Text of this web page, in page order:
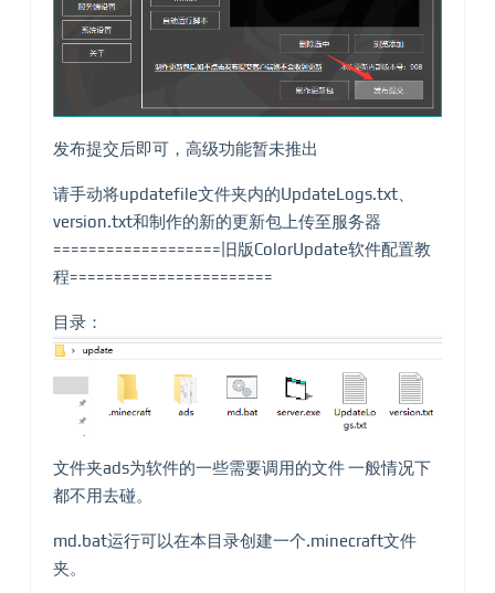
发布提交后即可，高级功能暂未推出
请手动将updatefile文件夹内的UpdateLogs.txt、
version.txt和制作的新的更新包上传至服务器
===================旧版ColorUpdate软件配置教
程=======================
目录：
文件夹ads为软件的一些需要调用的文件 一般情况下
都不用去碰。
md.bat运行可以在本目录创建一个.minecraft文件
夹。